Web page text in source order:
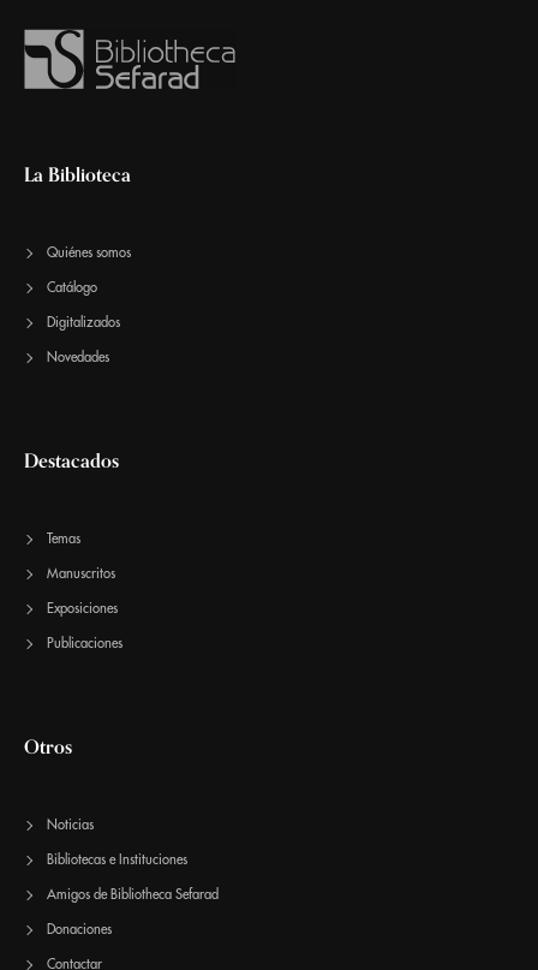
La Biblioteca
Quiénes somos
Catálogo
Digitalizados
Novedades
Destacados
Temas
Manuscritos
Exposiciones
Publicaciones
Otros
Noticias
Bibliotecas e Instituciones
Amigos de Bibliotheca Sefarad
Donaciones
Contactar